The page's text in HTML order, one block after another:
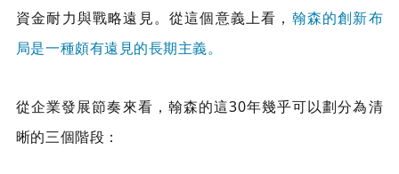
資金耐力與戰略遠見。從這個意義上看， 翰森的創新布
局是一種頗有遠見的長期主義。
從企業發展節奏來看，翰森的這30年幾乎可以劃分為清
晰的三個階段：